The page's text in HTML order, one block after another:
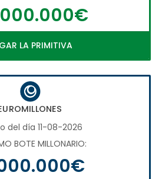
LA PRIMITIVA
del día 11-08-2026
BOTE MILLONARIO: